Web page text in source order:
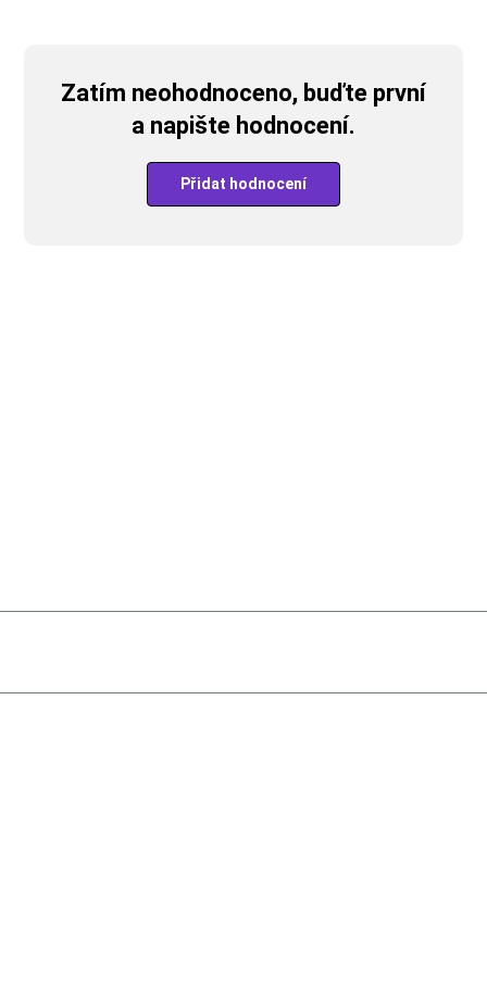
Zatím neohodnoceno, buďte první
a napište hodnocení.
Přidat hodnocení